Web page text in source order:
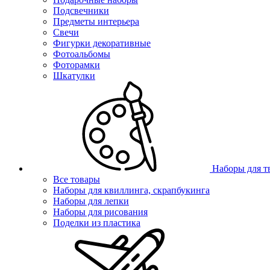
Подсвечники
Предметы интерьера
Свечи
Фигурки декоративные
Фотоальбомы
Фоторамки
Шкатулки
Наборы для
Все товары
Наборы для квиллинга, скрапбукинга
Наборы для лепки
Наборы для рисования
Поделки из пластика